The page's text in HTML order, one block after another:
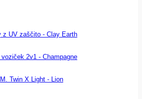
z UV zaščito - Clay Earth
2v1 - Champagne
Twin X Light - Lion